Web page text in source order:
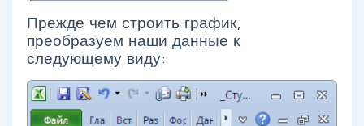
Прежде чем строить график,
преобразуем наши данные к
следующему виду: